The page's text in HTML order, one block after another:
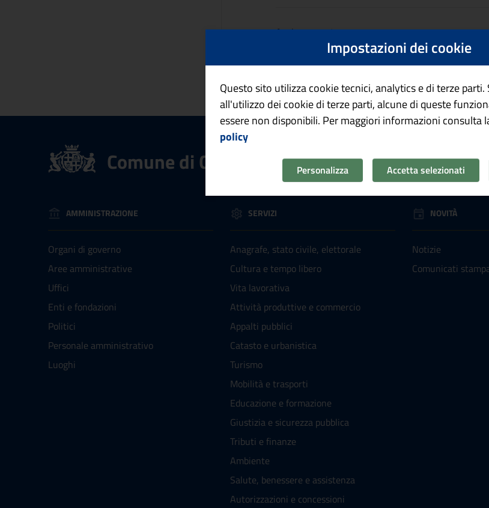
Aggiornamento
27/05/2026, 12:48
Comune di Cagliari
AMMINISTRAZIONE
Organi di governo
Aree amministrative
Uffici
Enti e fondazioni
Politici
Personale amministrativo
Luoghi
SERVIZI
Anagrafe, stato civile, elettorale
Cultura e tempo libero
Vita lavorativa
Attività produttive e commercio
Appalti pubblici
Catasto e urbanistica
Turismo
Mobilità e trasporti
Educazione e formazione
Giustizia e sicurezza pubblica
Tributi e finanze
Ambiente
Salute, benessere e assistenza
Autorizzazioni e concessioni
NOVITÀ
Notizie
Comunicati
Impostazioni dei cookie
Questo sito utilizza cookie tecnici, analytics e di terze parti.
all'utilizzo dei cookie di terze parti, alcune di queste
essere non disponibili. Per maggiori informazioni consulta
policy
Personalizza Accetta selezionati